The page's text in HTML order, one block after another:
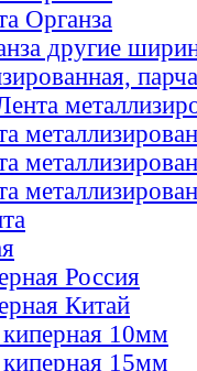
Органза
другие
парча
Россия
Китай
10мм
15мм